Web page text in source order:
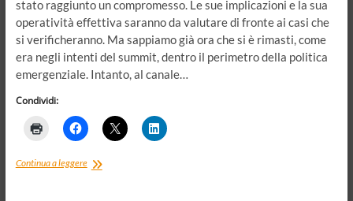
stato raggiunto un compromesso. Le sue implicazioni e la sua
operatività effettiva saranno da valutare di fronte ai casi che
si verificheranno. Ma sappiamo già ora che si è rimasti, come
era negli intenti del summit, dentro il perimetro della politica
emergenziale. Intanto, al canale…
Condividi:
Continua a leggereMondo